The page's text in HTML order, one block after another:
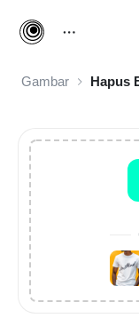
Gambar Hapus